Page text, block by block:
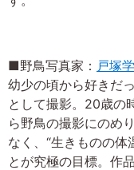
■野鳥写真家： 戸塚学
幼少の頃から好きだ
として撮影。20歳の
ら野鳥の撮影にのめ
なく、“生きものの体
とが究極の目標。作